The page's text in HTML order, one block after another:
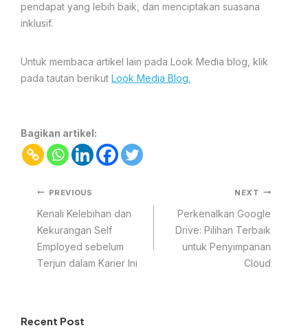
pendapat yang lebih baik, dan menciptakan suasana
inklusif.
Untuk membaca artikel lain pada Look Media blog, klik
pada tautan berikut Look Media Blog.
Bagikan artikel:
PREVIOUS
Kenali Kelebihan dan
Kekurangan Self
Employed sebelum
Terjun dalam Karier Ini
NEXT
Perkenalkan Google
Drive: Pilihan Terbaik
untuk Penyimpanan
Cloud
Recent Post